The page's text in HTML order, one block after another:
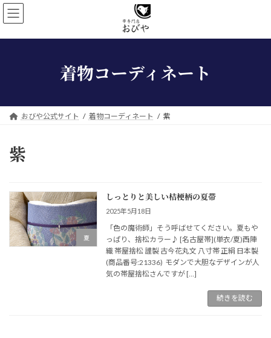
コ
ン
ン
ナ
ビ
ー
着物コーディネート
おびや公式サイト 着物コーディネート 紫
紫
夏
しっとりと美しい桔梗柄の夏帯
2025年5月18日
「色の魔術師」そう呼ばせてください。夏もや
っぱり、捨松カラー♪ [名古屋帯](単衣/夏)西陣
織 帯屋捨松 謹製 古今花丸文 八寸帯 正絹 日本製
(商品番号:21336) モダンで大胆なデザインが人
気の帯屋捨松さんですが […]
続きを読む